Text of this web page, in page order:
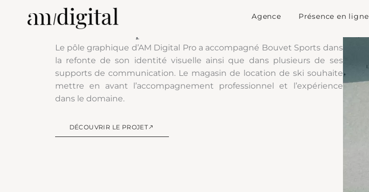
Agence Présence en ligne
Bouvet Sports
Le pôle graphique d’AM Digital Pro a accompagné Bouvet Sports dans
la refonte de son identité visuelle ainsi que dans plusieurs de ses
supports de communication. Le magasin de location de ski souhaite
mettre en avant l’accompagnement professionnel et l’expérience
dans le domaine.
DÉCOUVRIR LE PROJET